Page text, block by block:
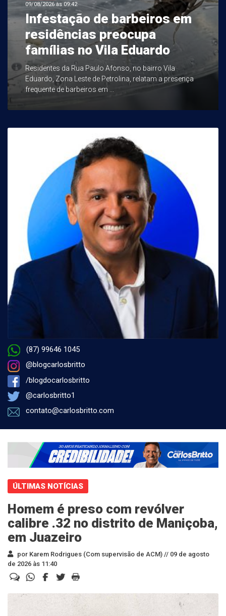
09/08/2026 às 09:42
Infestação de barbeiros em
residências preocupa
famílias no Vila Eduardo
Residentes da Rua Paulo Afonso, no bairro Vila
Eduardo, Zona Leste de Petrolina, relatam a presença
frequente de barbeiros em ...
(87) 99646 1045
@blogcarlosbritto
/blogdocarlosbritto
@carlosbritto1
contato@carlosbritto.com
ÚLTIMAS NOTÍCIAS
Homem é preso com revólver
calibre .32 no distrito de Maniçoba,
em Juazeiro
por Karem Rodrigues (Com supervisão de ACM) // 09 de agosto
de 2026 às 11:40